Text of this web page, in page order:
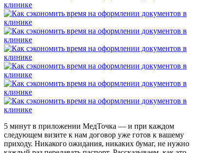
5 минут в приложении МедТочка — и при каждом
следующем визите к нам договор уже готов к вашему
приходу. Никакого ожидания, никаких бумаг, не нужно